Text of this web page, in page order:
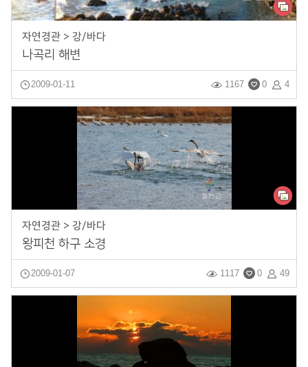
자연경관 > 강/바다
나곡리 해변
2009-01-11 4
0
1167
자연경관 > 강/바다
왕피천 하구 소경
2009-01-07 49
0
1117